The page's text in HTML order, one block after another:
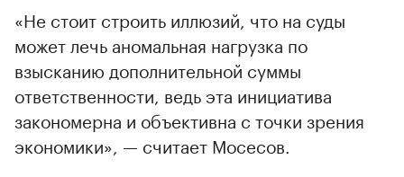
«Не стоит строить иллюзий, что на суды
может лечь аномальная нагрузка по
взысканию дополнительной суммы
ответственности, ведь эта инициатива
закономерна и объективна с точки зрения
экономики», — считает Мосесов.